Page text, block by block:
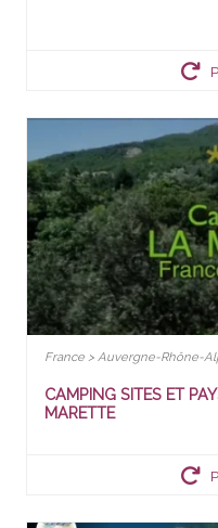
France > Auvergne-Rhône-
CAMPING SITES ET
MARETTE